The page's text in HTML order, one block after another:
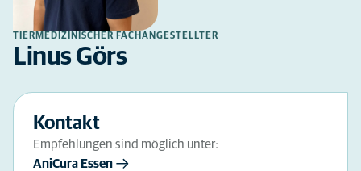
TIERMEDIZINISCHER FACHANGESTELLTER
Linus Görs
Kontakt
Empfehlungen sind möglich unter:
AniCura Essen